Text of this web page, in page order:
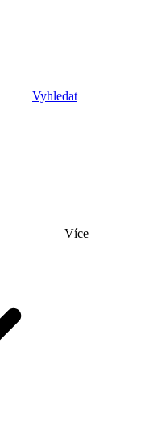
Vyhledat
Více